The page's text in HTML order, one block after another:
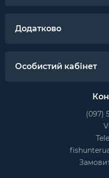
Додатково
Особистий кабінет
(097)